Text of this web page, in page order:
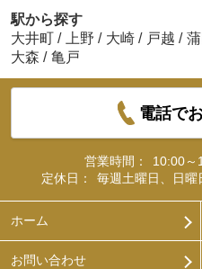
駅から探す
大井町 / 上野 / 大崎 / 戸越 /
大森 / 亀戸
電話で
営業時間：
10:00
定休日：
毎週土曜日、日曜
ホーム
お問い合わせ